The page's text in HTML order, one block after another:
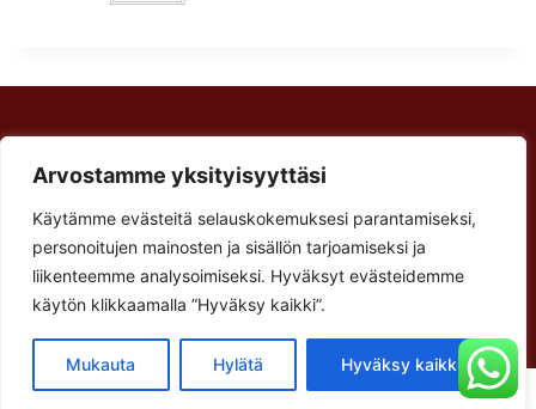
Arvostamme yksityisyyttäsi
Käytämme evästeitä selauskokemuksesi parantamiseksi,
personoitujen mainosten ja sisällön tarjoamiseksi ja
liikenteemme analysoimiseksi. Hyväksyt evästeidemme
käytön klikkaamalla ”Hyväksy kaikki”.
Mukauta Hylätä Hyväksy kaikki
Korventie 64
Paalijärvi
Käyntiosoite:
Verstastie 3
62900 Alajärvi